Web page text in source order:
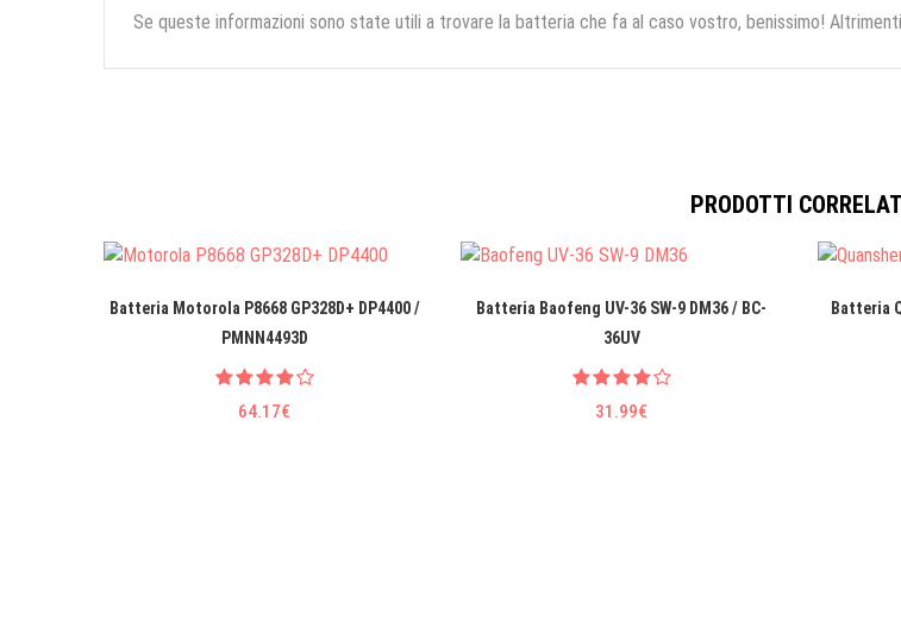
Se queste informazioni sono state utili a trovare la batteria che fa al caso vostro, benissimo!
PRODOTTI
Batteria Motorola P8668 GP328D+ DP4400 /
PMNN4493D
64.17€
Batteria Baofeng UV-36 SW-9 DM36 / BC-
36UV
31.99€
Batteria